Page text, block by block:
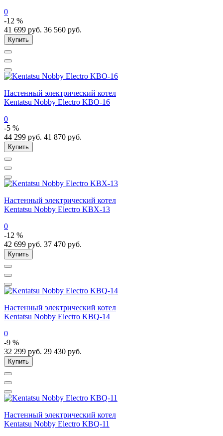
0
-12 %
41 699 руб. 36 560 руб.
Купить
Настенный электрический котел
Kentatsu Nobby Electro KBO-16
0
-5 %
44 299 руб. 41 870 руб.
Купить
Настенный электрический котел
Kentatsu Nobby Electro KBX-13
0
-12 %
42 699 руб. 37 470 руб.
Купить
Настенный электрический котел
Kentatsu Nobby Electro KBQ-14
0
-9 %
32 299 руб. 29 430 руб.
Купить
Настенный электрический котел
Kentatsu Nobby Electro KBQ-11